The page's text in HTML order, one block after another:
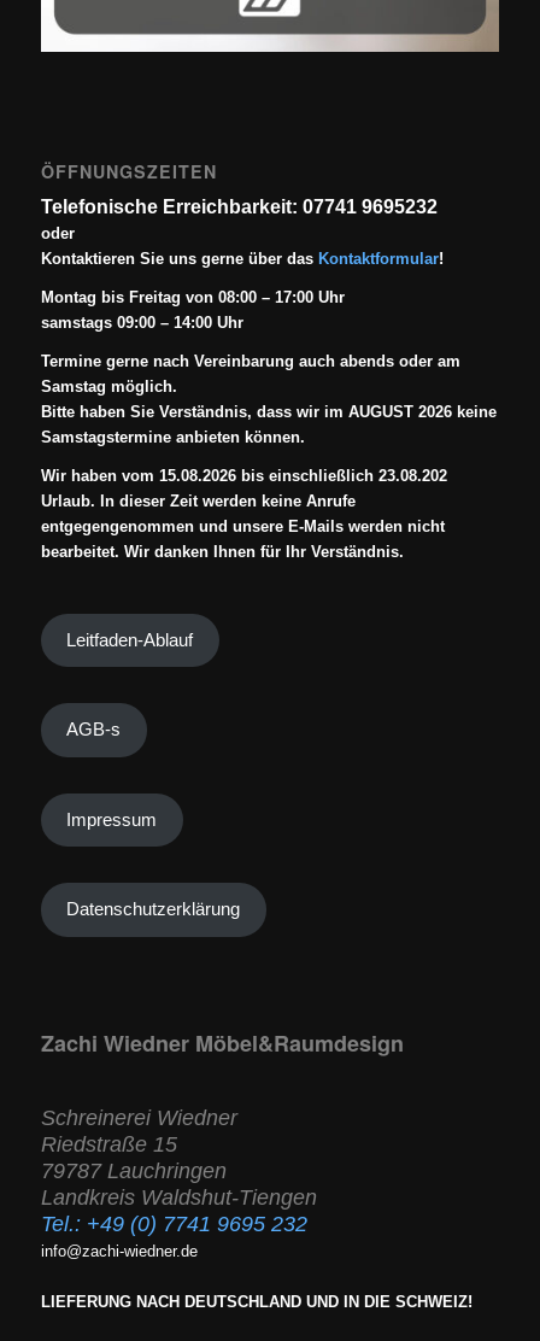
ÖFFNUNGSZEITEN
Telefonische Erreichbarkeit: 07741 9695232
oder
Kontaktieren Sie uns gerne über das Kontaktformular!
Montag bis Freitag von 08:00 – 17:00 Uhr
samstags 09:00 – 14:00 Uhr
Termine gerne nach Vereinbarung auch abends oder am
Samstag möglich.
Bitte haben Sie Verständnis, dass wir im AUGUST 2026 keine
Samstagstermine anbieten können.
Wir haben vom 15.08.2026 bis einschließlich 23.08.202
Urlaub. In dieser Zeit werden keine Anrufe
entgegengenommen und unsere E-Mails werden nicht
bearbeitet. Wir danken Ihnen für Ihr Verständnis.
Leitfaden-Ablauf
AGB-s
Impressum
Datenschutzerklärung
Zachi Wiedner Möbel&Raumdesign
Schreinerei Wiedner
Riedstraße 15
79787 Lauchringen
Landkreis Waldshut-Tiengen
Tel.: +49 (0) 7741 9695 232
info@zachi-wiedner.de
LIEFERUNG NACH DEUTSCHLAND UND IN DIE SCHWEIZ!